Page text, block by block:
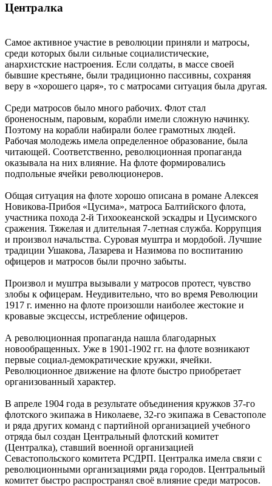
Централка
Самое активное участие в революции приняли и матросы,
среди которых были сильные социалистические,
анархистские настроения. Если солдаты, в массе своей
бывшие крестьяне, были традиционно пассивны, сохраняя
веру в «хорошего царя», то с матросами ситуация была другая.
Среди матросов было много рабочих. Флот стал
броненосным, паровым, корабли имели сложную начинку.
Поэтому на корабли набирали более грамотных людей.
Рабочая молодежь имела определенное образование, была
читающей. Соответственно, революционная пропаганда
оказывала на них влияние. На флоте формировались
подпольные ячейки революционеров.
Общая ситуация на флоте хорошо описана в романе Алексея
Новикова-Прибоя «Цусима», матроса Балтийского флота,
участника похода 2-й Тихоокеанской эскадры и Цусимского
сражения. Тяжелая и длительная 7-летная служба. Коррупция
и произвол начальства. Суровая муштра и мордобой. Лучшие
традиции Ушакова, Лазарева и Назимова по воспитанию
офицеров и матросов были прочно забыты.
Произвол и муштра вызывали у матросов протест, чувство
злобы к офицерам. Неудивительно, что во время Революции
1917 г. именно на флоте произошли наиболее жестокие и
кровавые эксцессы, истребление офицеров.
А революционная пропаганда нашла благодарных
новообращенных. Уже в 1901-1902 гг. на флоте возникают
первые социал-демократические кружки, ячейки.
Революционное движение на флоте быстро приобретает
организованный характер.
В апреле 1904 года в результате объединения кружков 37-го
флотского экипажа в Николаеве, 32-го экипажа в Севастополе
и ряда других команд с партийной организацией учебного
отряда был создан Центральный флотский комитет
(Централка), ставший военной организацией
Севастопольского комитета РСДРП. Централка имела связи с
революционными организациями ряда городов. Центральный
комитет быстро распространял своё влияние среди матросов.